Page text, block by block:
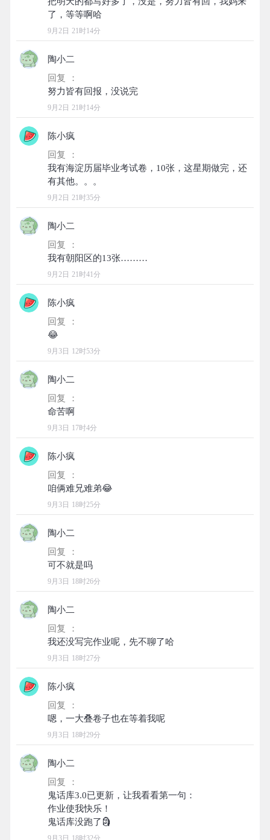
9月2日 21时14分
陶小二
回复 ：
9月2日 21时14分
陈小疯
回复 ：
我有海淀历届毕业考试卷，10张，这星期做完，还
9月2日 21时35分
陶小二
回复 ：
9月2日 21时41分
陈小疯
回复 ：
9月3日 12时53分
陶小二
回复 ：
9月3日 17时4分
陈小疯
回复 ：
9月3日 18时25分
陶小二
回复 ：
9月3日 18时26分
陶小二
回复 ：
9月3日 18时27分
陈小疯
回复 ：
9月3日 18时29分
陶小二
回复 ：
鬼话库3.0已更新，让我看看第一句：
作业使我快乐！
9月3日 18时32分